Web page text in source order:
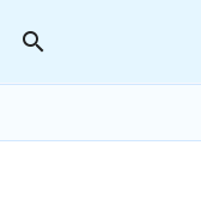
search